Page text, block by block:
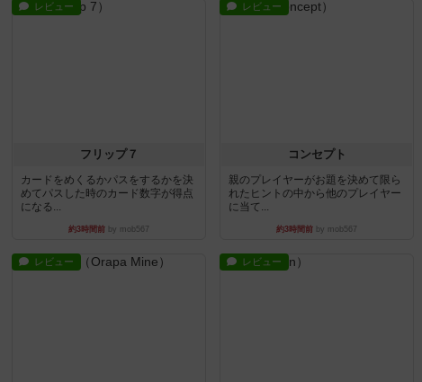
レビュー
フリップ７
カードをめくるかパスをするかを決
めてパスした時のカード数字が得点
になる...
約3時間前 by mob567
レビュー
コンセプト
親のプレイヤーがお題を決めて限ら
れたヒントの中から他のプレイヤー
に当て...
約3時間前 by mob567
レビュー レビュー